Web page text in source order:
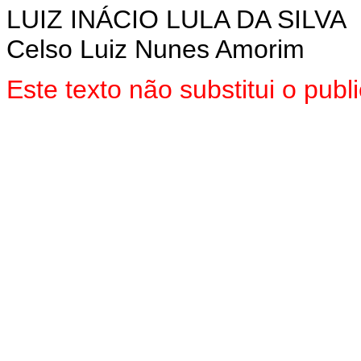
LUIZ INÁCIO LULA DA SILVA
Celso Luiz Nunes Amorim
Este texto não substitui o